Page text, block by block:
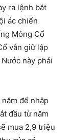
ra lệnh bắt
ác chiến
Mông Cổ
vẫn giữ lập
này phải
để nhập
đầu từ năm
mua 2,9 triệu